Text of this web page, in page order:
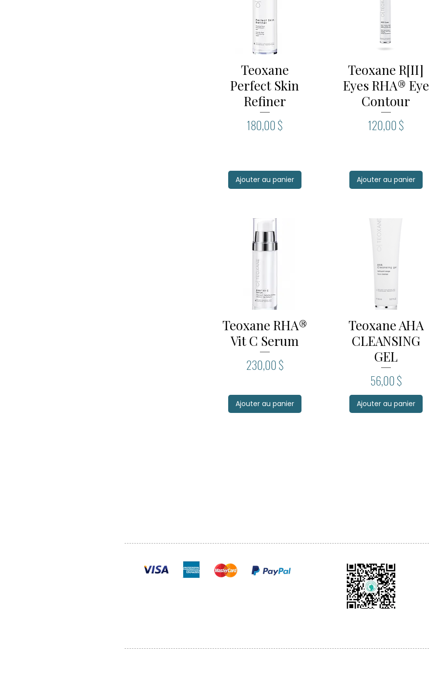
Aperçu rapide
Teoxane
Perfect Skin
Refiner
Prix
180,00 $
Ajouter au panier
Aperçu rapide
Teoxane R[II]
Eyes RHA® Eye
Contour
Prix
120,00 $
Ajouter au panier
Aperçu rapide
Teoxane RHA®
Vit C Serum
Prix
230,00 $
Ajouter au panier
Aperçu rapide
Teoxane AHA
CLEANSING
GEL
Prix
56,00 $
Ajouter au panier